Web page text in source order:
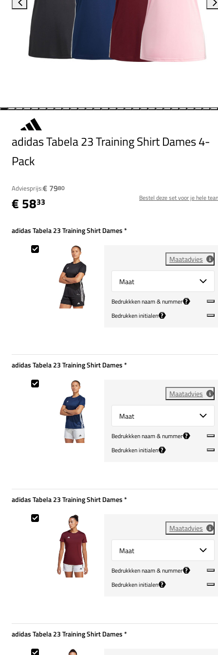
adidas Tabela 23 Training Shirt Dames 4-
Pack
Adviesprijs:€ 7980
€ 5833 Bestel deze set voor je hele
adidas Tabela 23 Training Shirt Dames*
Maatadvies
Select {option} for {name}
Bedrukkken naam & nummer ?
Bedrukken initialen ?
adidas Tabela 23 Training Shirt Dames
adidas Tabela 23 Training Shirt Dames*
Maatadvies
Select {option} for {name}
Bedrukkken naam & nummer ?
Bedrukken initialen ?
adidas Tabela 23 Training Shirt Dames
adidas Tabela 23 Training Shirt Dames*
Maatadvies
Select {option} for {name}
Bedrukkken naam & nummer ?
Bedrukken initialen ?
adidas Tabela 23 Training Shirt Dames
adidas Tabela 23 Training Shirt Dames*
adidas Tabela 23 Training Shirt Dames